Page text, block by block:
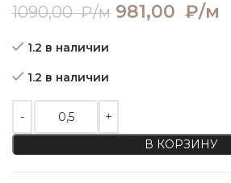
1090,00₽/м 981,00 ₽/м
1.2 в наличии
1.2 в наличии
Количество товара Кулирная гладь:
В КОРЗИНУ